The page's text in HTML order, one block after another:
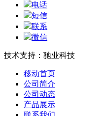
电话
短信
联系
微信
技术支持：驰业科技
移动首页
公司简介
公司动态
产品展示